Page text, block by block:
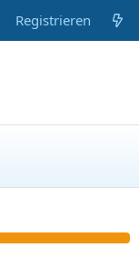
Registrieren